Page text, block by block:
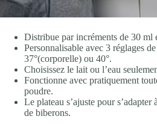
Distribue par incréments de 30 ml
Personnalisable avec 3 réglages
37°(corporelle) ou 40°.
Choisissez le lait ou l’eau
Fonctionne avec pratiquement
poudre.
Le plateau s’ajuste pour s’adapter
de biberons.